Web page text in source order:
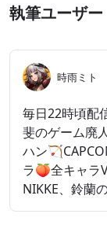
執筆ユーザー
時雨ミト
毎日22時頃配
斐のゲーム廃
ハン
ラ🍑全キャラ
NIKKE、鈴蘭